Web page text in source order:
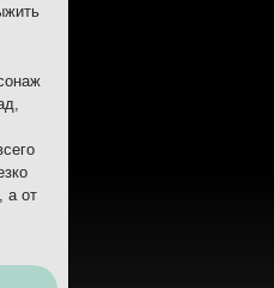
а от